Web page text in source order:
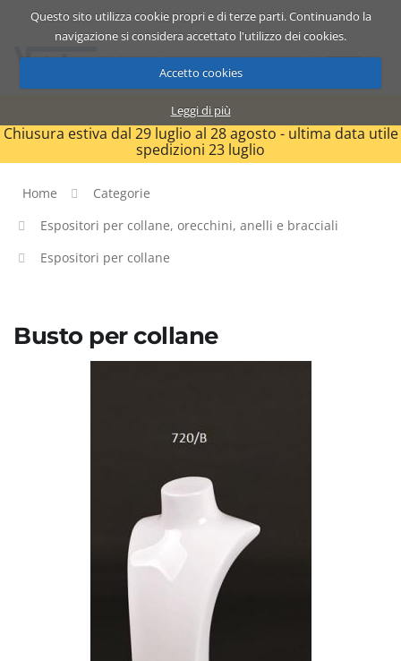
Questo sito utilizza cookie propri e di terze parti. Continuando la
navigazione si considera accettato l'utilizzo dei cookies.
Accetto cookies
Leggi di più
Catalogo Carrello ITA
Chiusura estiva dal 29 luglio al 28 agosto - ultima data utile
spedizioni 23 luglio
Home
Categorie
Espositori per collane, orecchini, anelli e bracciali
Espositori per collane
Busto per collane